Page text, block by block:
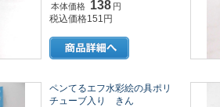
本体価格 138 円
税込価格151円
ペンてるエフ水彩絵の具ポリ
チューブ入り きん